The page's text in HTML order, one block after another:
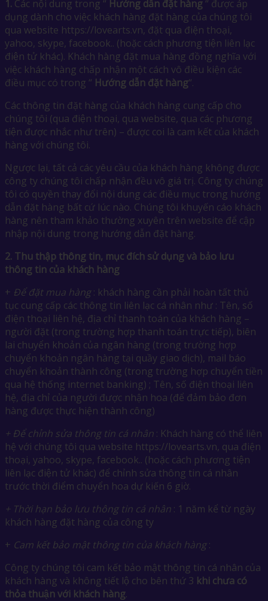
1. Các nội dung trong “ Hướng dẫn đặt hàng“ được áp
dụng dành cho việc khách hàng đặt hàng của chúng tôi
qua website https://lovearts.vn, đặt qua điện thoại,
yahoo, skype, facebook.. (hoặc cách phương tiện liên lạc
điện tử khác). Khách hàng đặt mua hàng đồng nghĩa với
việc khách hàng chấp nhận một cách vô điều kiện các
điều mục có trong “ Hướng dẫn đặt hàng“.
Các thông tin đặt hàng của khách hàng cung cấp cho
chúng tôi (qua điện thoại, qua website, qua các phương
tiện được nhắc như trên) – được coi là cam kết của khách
hàng với chúng tôi.
Ngược lại, tất cả các yêu cầu của khách hàng không được
công ty chúng tôi chấp nhận đều vô giá trị. Công ty chúng
tôi có quyền thay đổi nội dung các điều mục trong hướng
dẫn đặt hàng bất cứ lúc nào. Chúng tôi khuyến cáo khách
hàng nên tham khảo thường xuyên trên website để cập
nhập nội dung trong hướng dẫn đặt hàng.
2. Thu thập thông tin, mục đích sử dụng và bảo lưu
thông tin của khách hàng
+ Để đặt mua hàng : khách hàng cần phải hoàn tất thủ
tục cung cấp các thông tin liên lạc cá nhân như : Tên, số
điện thoại liên hệ, địa chỉ thanh toán của khách hàng –
người đặt (trong trường hợp thanh toán trực tiếp), biên
lai chuyển khoản của ngân hàng (trong trường hợp
chuyển khoản ngân hàng tại quầy giao dịch), mail báo
chuyển khoản thành công (trong trường hợp chuyển tiền
qua hệ thống internet banking) ; Tên, số điện thoại liên
hệ, địa chỉ của người được nhận hoa (để đảm bảo đơn
hàng được thực hiện thành công)
+ Để chỉnh sửa thông tin cá nhân : Khách hàng có thể liên
hệ với chúng tôi qua website https://lovearts.vn, qua điện
thoại, yahoo, skype, facebook.. (hoặc cách phương tiện
liên lạc điện tử khác) để chỉnh sửa thông tin cá nhân
trước thời điểm chuyển hoa dự kiến 6 giờ.
+ Thời hạn bảo lưu thông tin cá nhân : 1 năm kể từ ngày
khách hàng đặt hàng của công ty
+ Cam kết bảo mật thông tin của khách hàng :
Công ty chúng tôi cam kết bảo mật thông tin cá nhân của
khách hàng và không tiết lộ cho bên thứ 3 khi chưa có
thỏa thuận với khách hàng.